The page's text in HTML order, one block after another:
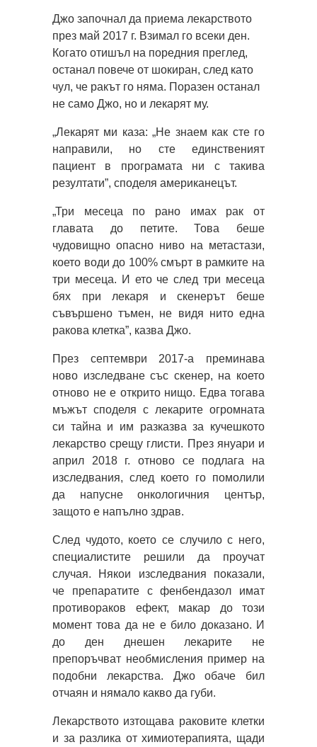
Джо започнал да приема лекарството
през май 2017 г. Взимал го всеки ден.
Когато отишъл на поредния преглед,
останал повече от шокиран, след като
чул, че ракът го няма. Поразен останал
не само Джо, но и лекарят му.
„Лекарят ми каза: „Не знаем как сте го
направили, но сте единственият
пациент в програмата ни с такива
резултати”, споделя американецът.
„Три месеца по рано имах рак от
главата до петите. Това беше
чудовищно опасно ниво на метастази,
което води до 100% смърт в рамките на
три месеца. И ето че след три месеца
бях при лекаря и скенерът беше
съвършено тъмен, не видя нито една
ракова клетка”, казва Джо.
През септември 2017-а преминава
ново изследване със скенер, на което
отново не е открито нищо. Едва тогава
мъжът споделя с лекарите огромната
си тайна и им разказва за кучешкото
лекарство срещу глисти. През януари и
април 2018 г. отново се подлага на
изследвания, след което го помолили
да напусне онкологичния център,
защото е напълно здрав.
След чудото, което се случило с него,
специалистите решили да проучат
случая. Някои изследвания показали,
че препаратите с фенбендазол имат
противораков ефект, макар до този
момент това да не е било доказано. И
до ден днешен лекарите не
препоръчват необмисления пример на
подобни лекарства. Джо обаче бил
отчаян и нямало какво да губи.
Лекарството изтощава раковите клетки
и за разлика от химиотерапията, щади